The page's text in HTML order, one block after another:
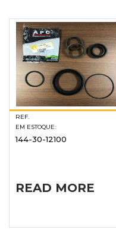
REF.
EM ESTOQUE:
144-30-12100
READ MORE